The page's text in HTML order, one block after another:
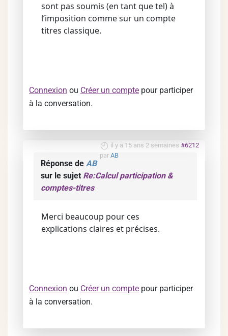
sont pas soumis (en tant que tel) à
l’imposition comme sur un compte
titres classique.
Connexion ou Créer un compte pour participer
à la conversation.
il y a 15 ans 2 semaines #6212
par AB
Réponse de AB
sur le sujet Re:Calcul participation &
comptes-titres
Merci beaucoup pour ces
explications claires et précises.
Connexion ou Créer un compte pour participer
à la conversation.